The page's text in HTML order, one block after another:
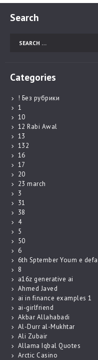
Search
for:
Categories
! Без рубрики
1
10
12 Rabi Awal
13
132
16
17
20
23 march
3
31
38
4
5
50
6
6th Sptember Youm e defa
8
a16z generative ai
Ahmed Javed
ai in finance examples 1
ai-girlfriend
Akbar Allahabadi
Al-Durr al-Mukhtar
Ali Zubair
Allama Iqbal Quotes
Arctic Casino